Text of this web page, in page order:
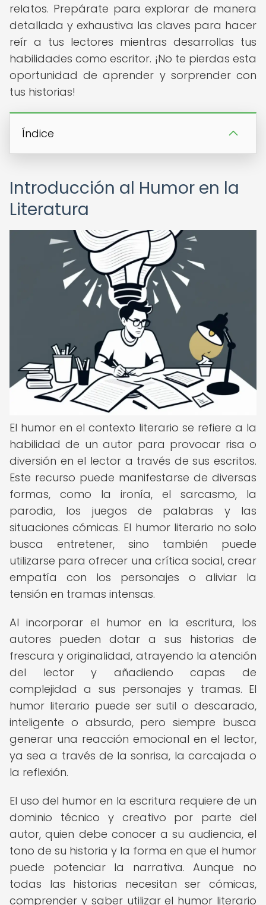
relatos. Prepárate para explorar de manera
detallada y exhaustiva las claves para hacer
reír a tus lectores mientras desarrollas tus
habilidades como escritor. ¡No te pierdas esta
oportunidad de aprender y sorprender con
tus historias!
Índice
Introducción al Humor en la
Literatura
El humor en el contexto literario se refiere a la
habilidad de un autor para provocar risa o
diversión en el lector a través de sus escritos.
Este recurso puede manifestarse de diversas
formas, como la ironía, el sarcasmo, la
parodia, los juegos de palabras y las
situaciones cómicas. El humor literario no solo
busca entretener, sino también puede
utilizarse para ofrecer una crítica social, crear
empatía con los personajes o aliviar la
tensión en tramas intensas.
Al incorporar el humor en la escritura, los
autores pueden dotar a sus historias de
frescura y originalidad, atrayendo la atención
del lector y añadiendo capas de
complejidad a sus personajes y tramas. El
humor literario puede ser sutil o descarado,
inteligente o absurdo, pero siempre busca
generar una reacción emocional en el lector,
ya sea a través de la sonrisa, la carcajada o
la reflexión.
El uso del humor en la escritura requiere de un
dominio técnico y creativo por parte del
autor, quien debe conocer a su audiencia, el
tono de su historia y la forma en que el humor
puede potenciar la narrativa. Aunque no
todas las historias necesitan ser cómicas,
comprender y saber utilizar el humor literario